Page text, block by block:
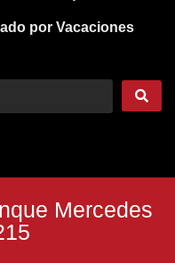
por Vacaciones
Mercedes